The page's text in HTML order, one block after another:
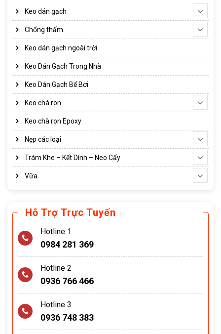
Keo dán gạch
Chống thấm
Keo dán gạch ngoài trời
Keo Dán Gạch Trong Nhà
Keo Dán Gạch Bể Bơi
Keo chà ron
Keo chà ron Epoxy
Nẹp các loại
Trám Khe – Kết Dính – Neo Cấy
Vữa
Hỗ Trợ Trực Tuyến
Hotline 1
0984 281 369
Hotline 2
0936 766 466
Hotline 3
0936 748 383